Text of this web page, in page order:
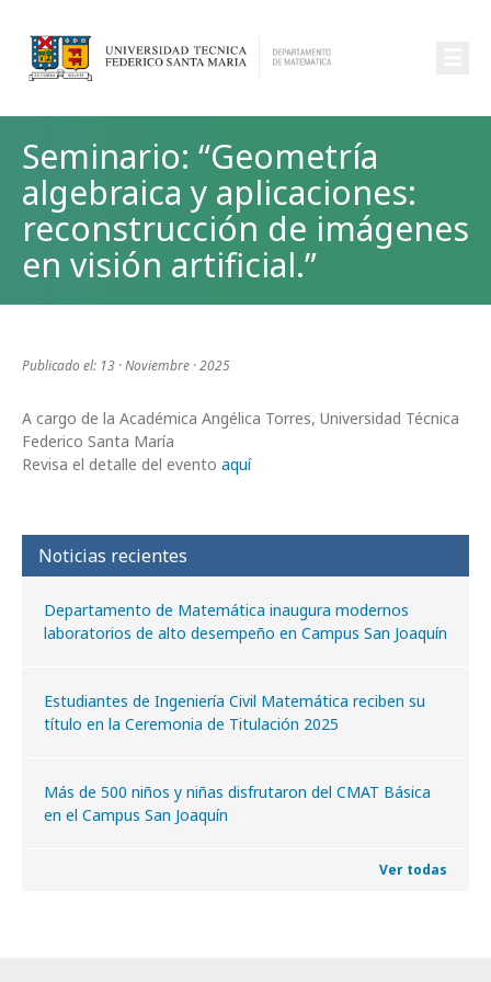
Seminario: “Geometría
algebraica y aplicaciones:
reconstrucción de imágenes
en visión artificial.”
Publicado el: 13 · Noviembre · 2025
A cargo de la Académica Angélica Torres, Universidad Técnica
Federico Santa María
Revisa el detalle del evento aquí
Noticias recientes
Departamento de Matemática inaugura modernos
laboratorios de alto desempeño en Campus San Joaquín
Estudiantes de Ingeniería Civil Matemática reciben su
título en la Ceremonia de Titulación 2025
Más de 500 niños y niñas disfrutaron del CMAT Básica
en el Campus San Joaquín
Ver todas